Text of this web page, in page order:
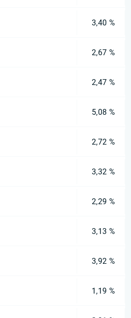
3,40 %
2,67 %
2,47 %
5,08 %
2,72 %
3,32 %
2,29 %
3,13 %
3,92 %
1,19 %